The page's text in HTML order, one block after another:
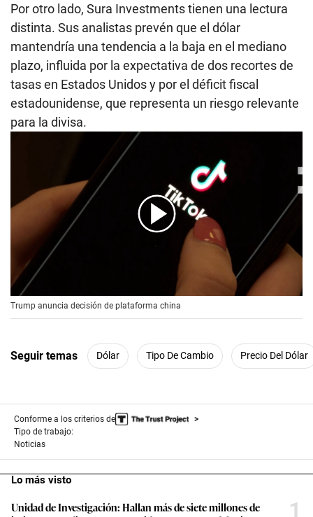
Por otro lado, Sura Investments tienen una lectura
distinta. Sus analistas prevén que el dólar
mantendría una tendencia a la baja en el mediano
plazo, influida por la expectativa de dos recortes de
tasas en Estados Unidos y por el déficit fiscal
estadounidense, que representa un riesgo relevante
para la divisa.
Trump anuncia decisión de plataforma china
Seguir temas Dólar Tipo De Cambio Precio Del Dólar
Conforme a los criterios de
Tipo de trabajo:
Noticias
Lo más visto
Unidad de Investigación: Hallan más de siete millones de
1